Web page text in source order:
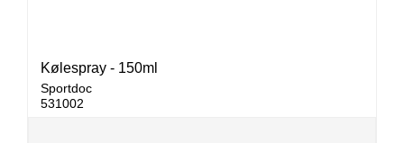
Kølespray - 150ml
Sportdoc
531002